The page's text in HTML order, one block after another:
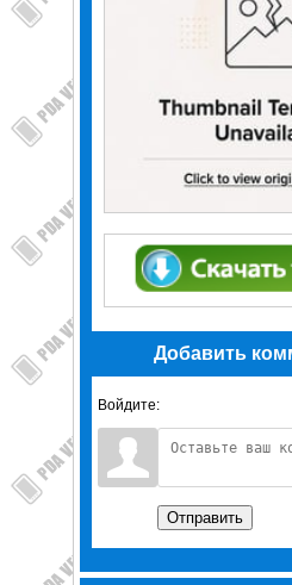
Добавить
Войдите:
Отправить